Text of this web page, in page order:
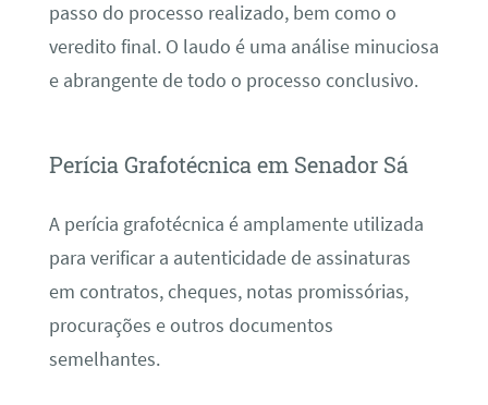
passo do processo realizado, bem como o
veredito final. O laudo é uma análise minuciosa
e abrangente de todo o processo conclusivo.
Perícia Grafotécnica em Senador Sá
A perícia grafotécnica é amplamente utilizada
para verificar a autenticidade de assinaturas
em contratos, cheques, notas promissórias,
procurações e outros documentos
semelhantes.